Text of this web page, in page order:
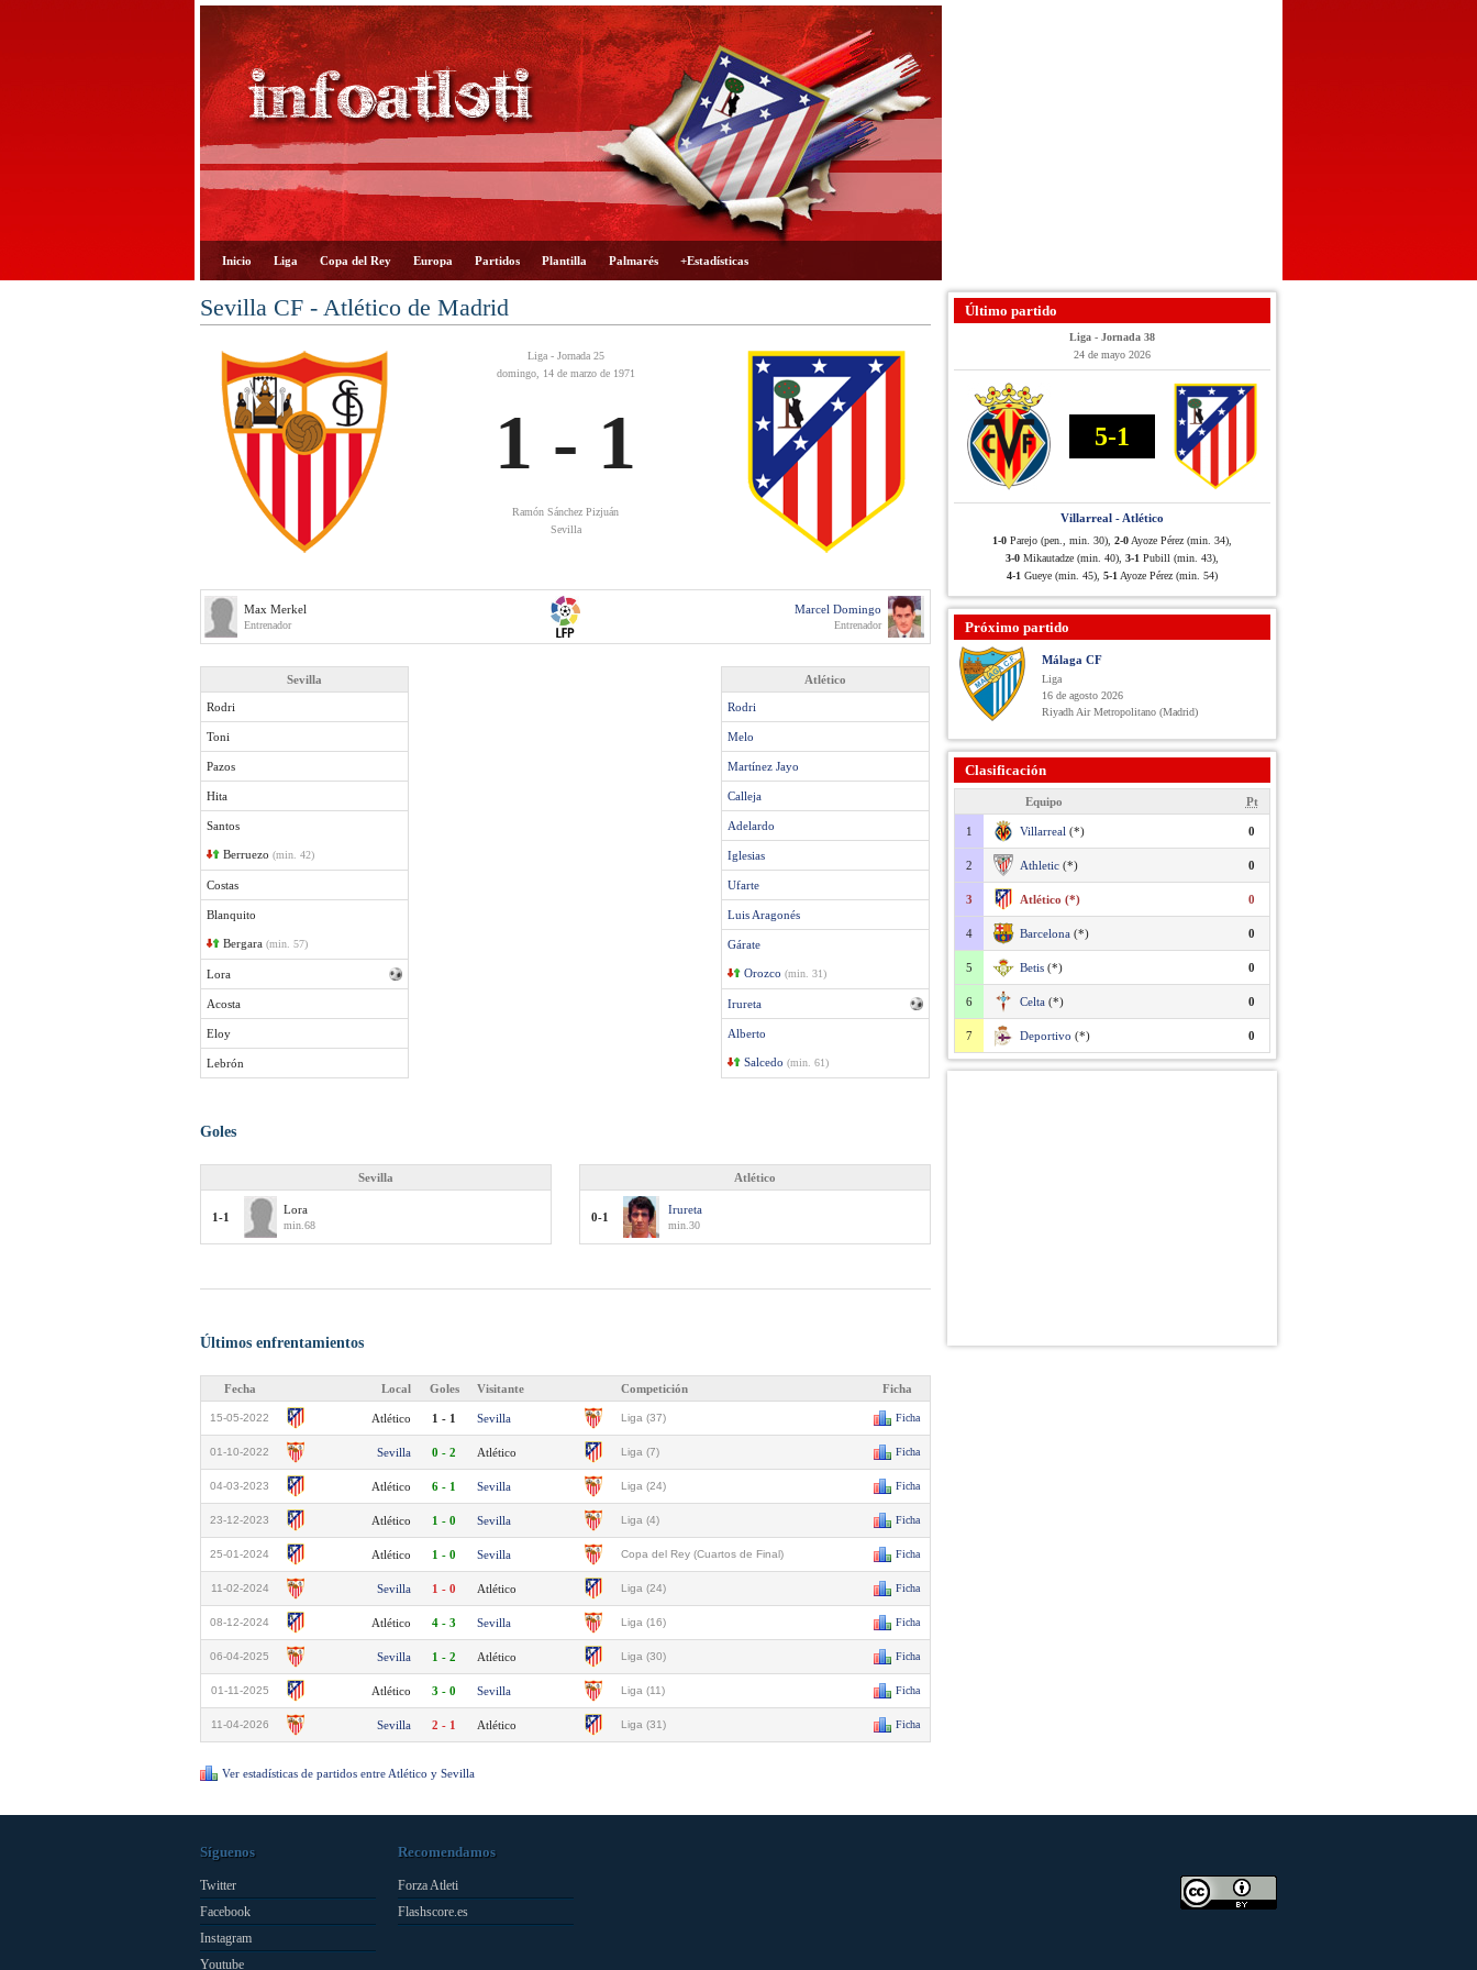
Inicio Liga Copa del Rey Europa Partidos Plantilla Palmarés +Estadísticas
Sevilla CF - Atlético de Madrid
Liga - Jornada 25
domingo, 14 de marzo de 1971
1 - 1
Ramón Sánchez Pizjuán
Sevilla
Max Merkel
Entrenador
Marcel Domingo
Entrenador
Sevilla
Rodri
Toni
Pazos
Hita
Santos
Berruezo (min. 42)
Costas
Blanquito
Bergara (min. 57)
Lora
Acosta
Eloy
Lebrón
Atlético
Rodri
Melo
Martínez Jayo
Calleja
Adelardo
Iglesias
Ufarte
Luis Aragonés
Gárate
Orozco (min. 31)
Irureta
Alberto
Salcedo (min. 61)
Goles
Sevilla
1-1
Lora
min.68
Atlético
0-1
Irureta
min.30
Últimos enfrentamientos
Fecha Local Goles Visitante Competición Ficha
15-05-2022 Atlético 1 - 1 Sevilla Liga (37) Ficha
01-10-2022 Sevilla 0 - 2 Atlético Liga (7) Ficha
04-03-2023 Atlético 6 - 1 Sevilla Liga (24) Ficha
23-12-2023 Atlético 1 - 0 Sevilla Liga (4) Ficha
25-01-2024 Atlético 1 - 0 Sevilla Copa del Rey (Cuartos de Final) Ficha
11-02-2024 Sevilla 1 - 0 Atlético Liga (24) Ficha
08-12-2024 Atlético 4 - 3 Sevilla Liga (16) Ficha
06-04-2025 Sevilla 1 - 2 Atlético Liga (30) Ficha
01-11-2025 Atlético 3 - 0 Sevilla Liga (11) Ficha
11-04-2026 Sevilla 2 - 1 Atlético Liga (31) Ficha
Ver estadísticas de partidos entre Atlético y Sevilla
Último partido
Liga - Jornada 38
24 de mayo 2026
5-1
Villarreal - Atlético
1-0 Parejo (pen., min. 30), 2-0 Ayoze Pérez (min. 34),
3-0 Mikautadze (min. 40), 3-1 Pubill (min. 43),
4-1 Gueye (min. 45), 5-1 Ayoze Pérez (min. 54)
Próximo partido
Málaga CF
Liga
16 de agosto 2026
Riyadh Air Metropolitano (Madrid)
Clasificación
Equipo Pt
1 Villarreal (*) 0
2 Athletic (*) 0
3 Atlético (*) 0
4 Barcelona (*) 0
5 Betis (*) 0
6 Celta (*) 0
7 Deportivo (*) 0
Síguenos
Twitter
Facebook
Instagram
Youtube
Recomendamos
Forza Atleti
Flashscore.es